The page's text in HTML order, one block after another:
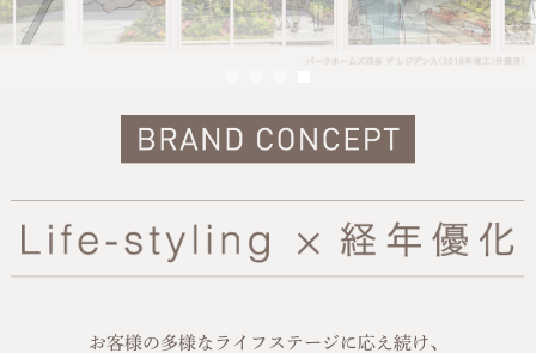
お客様の多様なライフステージに応え続け、